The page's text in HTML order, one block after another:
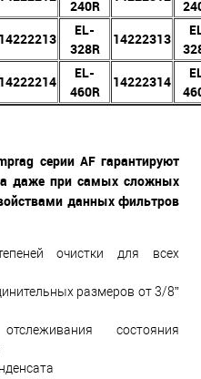
240R
14222213
EL-
328R
14222313
14222214
EL-
460R
14222314
серии AF гарантируют
даже при самых сложных
данных фильтров
очистки для всех
размеров от 3/8”
состояния